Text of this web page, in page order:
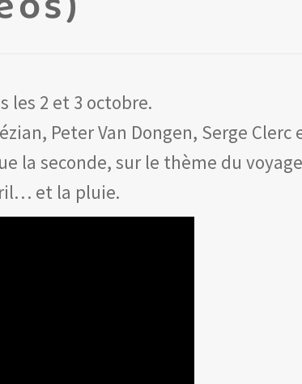
les 2 et 3 octobre.
Peter Van Dongen, Serge
la seconde, sur le thème du
et la pluie.